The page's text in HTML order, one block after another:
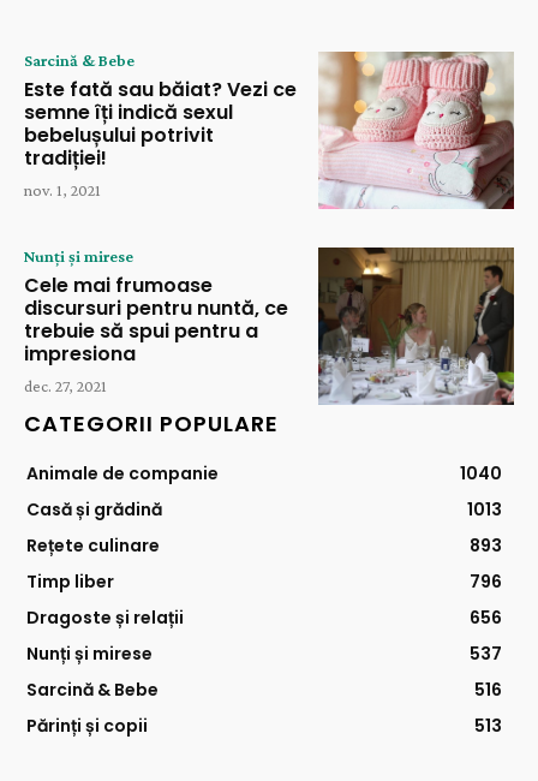
Sarcină & Bebe
Este fată sau băiat? Vezi ce
semne îți indică sexul
bebelușului potrivit
tradiției!
nov. 1, 2021
Nunți și mirese
Cele mai frumoase
discursuri pentru nuntă, ce
trebuie să spui pentru a
impresiona
dec. 27, 2021
CATEGORII POPULARE
Animale de companie
1040
Casă și grădină
1013
Rețete culinare
893
Timp liber
796
Dragoste și relații
656
Nunți și mirese
537
Sarcină & Bebe
516
Părinți și copii
513